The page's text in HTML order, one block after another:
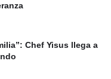
Chef Yisus llega a